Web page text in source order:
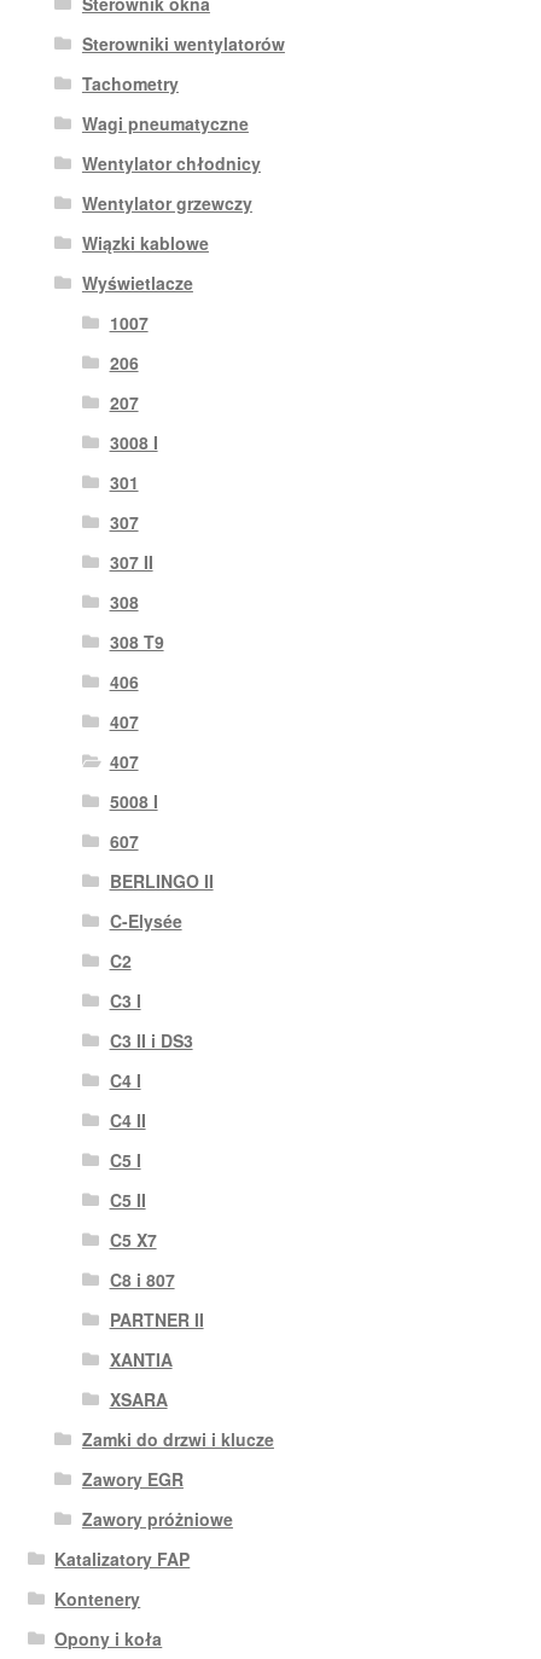
Sterowniki wentylatorów
Tachometry
Wagi pneumatyczne
Wentylator chłodnicy
Wentylator grzewczy
Wiązki kablowe
Wyświetlacze
1007
206
207
3008 I
301
307
307 II
308
308 T9
406
407
407
5008 I
607
BERLINGO II
C-Elysée
C2
C3 I
C3 II i DS3
C4 I
C4 II
C5 I
C5 II
C5 X7
C8 i 807
PARTNER II
XANTIA
XSARA
Zamki do drzwi i klucze
Zawory EGR
Zawory próżniowe
Katalizatory FAP
Kontenery
Opony i koła